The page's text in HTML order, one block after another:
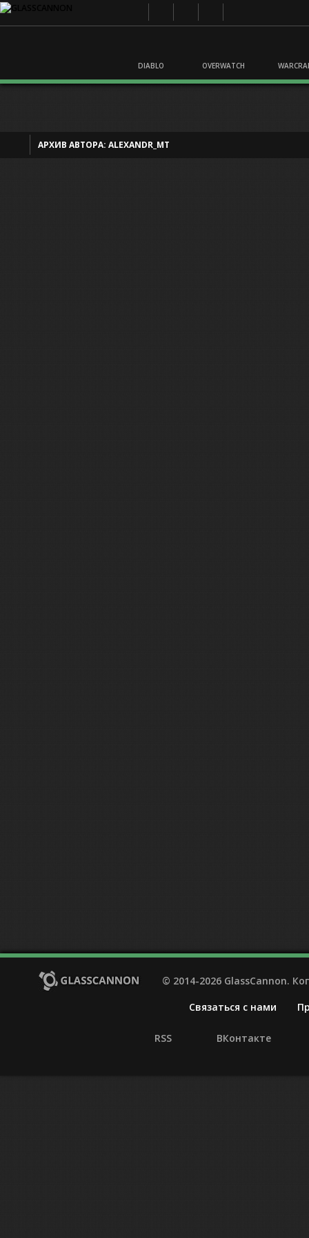
DIABLO OVERWATCH
АРХИВ АВТОРА: ALEXANDR_MT
© 2014-2026 GlassCannon.
Связаться с нами
RSS ВКонтакте